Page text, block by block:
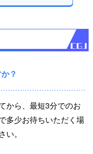
？
から、最短3分でのお
多少お待ちいただく場
。